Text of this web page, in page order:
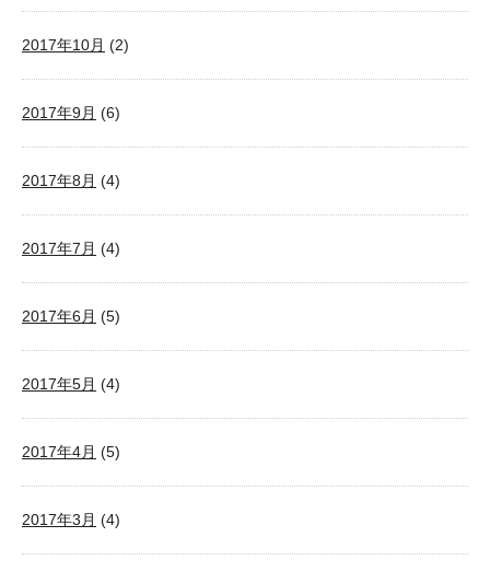
2017年10月 (2)
2017年9月 (6)
2017年8月 (4)
2017年7月 (4)
2017年6月 (5)
2017年5月 (4)
2017年4月 (5)
2017年3月 (4)